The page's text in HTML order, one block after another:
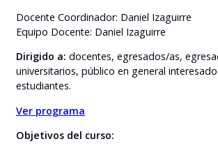
Docente Coordinador: Daniel Izaguirre
Equipo Docente: Daniel Izaguirre
Dirigido a: docentes, egresados/as,
universitarios, público en general
estudiantes.
Ver programa
Objetivos del curso: